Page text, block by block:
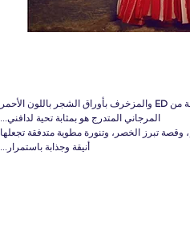
ED والمزخرف بأوراق الشجر باللون الأحمر
المرجاني المتدرج هو بمثابة تحية لدافني...
تبرز الخصر، وتنورة مطوية متدفقة تجعلها
أنيقة وجذابة باستمرار...